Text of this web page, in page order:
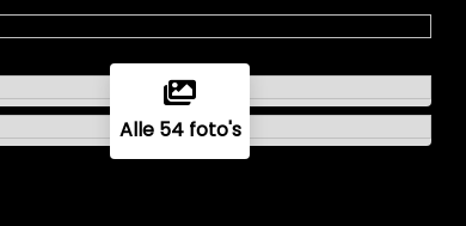
Alle 54 foto's